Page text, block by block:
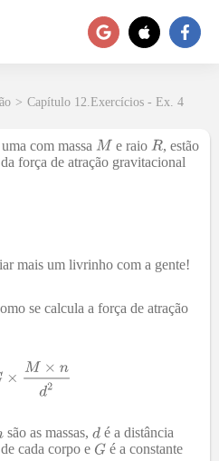
> Capítulo 12.Exercícios - Ex. 4
com massa e raio
, estão
força de atração gravitacional
mais um livrinho com a gente!
se calcula a força de atração
são as massas,
é a distância
cada corpo e
é a constante